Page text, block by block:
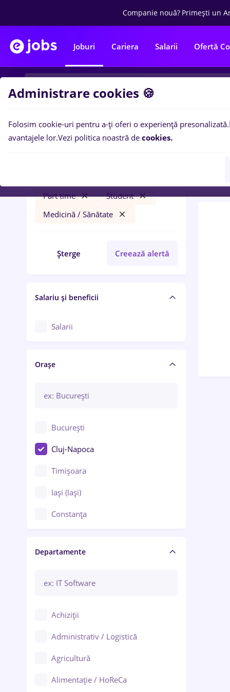
Companie nouă? Primești un
Joburi Cariera Salarii Ofertă
Filtre
Part time
Student
Medicină / Sănătate
Șterge Creează alertă
Salariu și beneficii
Salarii
Orașe
București
Cluj-Napoca
Timișoara
Iași (Iași)
Constanța
Brașov
Bacău
Galați (Galați)
Ploiești
Departamente
Achiziții
Administrativ / Logistică
Agricultură
Alimentație / HoReCa
0
Administrare cookies 🍪
Folosim cookie-uri pentru a-ți oferi o experiență presonalizată.
avantajele lor.Vezi politica noastră de cookies.